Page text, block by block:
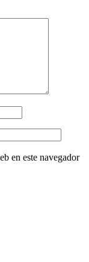
en este navegador